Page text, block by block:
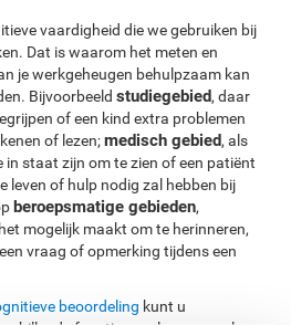
vaardigheid die we gebruiken bij
Dat is waarom het meten en
je werkgeheugen behulpzaam kan
Bijvoorbeeldstudiegebied, daar
of een kind extra problemen
of lezen;medisch gebied, als
in staat zijn om te zien of een patiënt
leven of hulp nodig zal hebben bij
beroepsmatige gebieden,
mogelijk maakt om te herinneren,
vraag of opmerking tijdens een
beoordeling kunt u